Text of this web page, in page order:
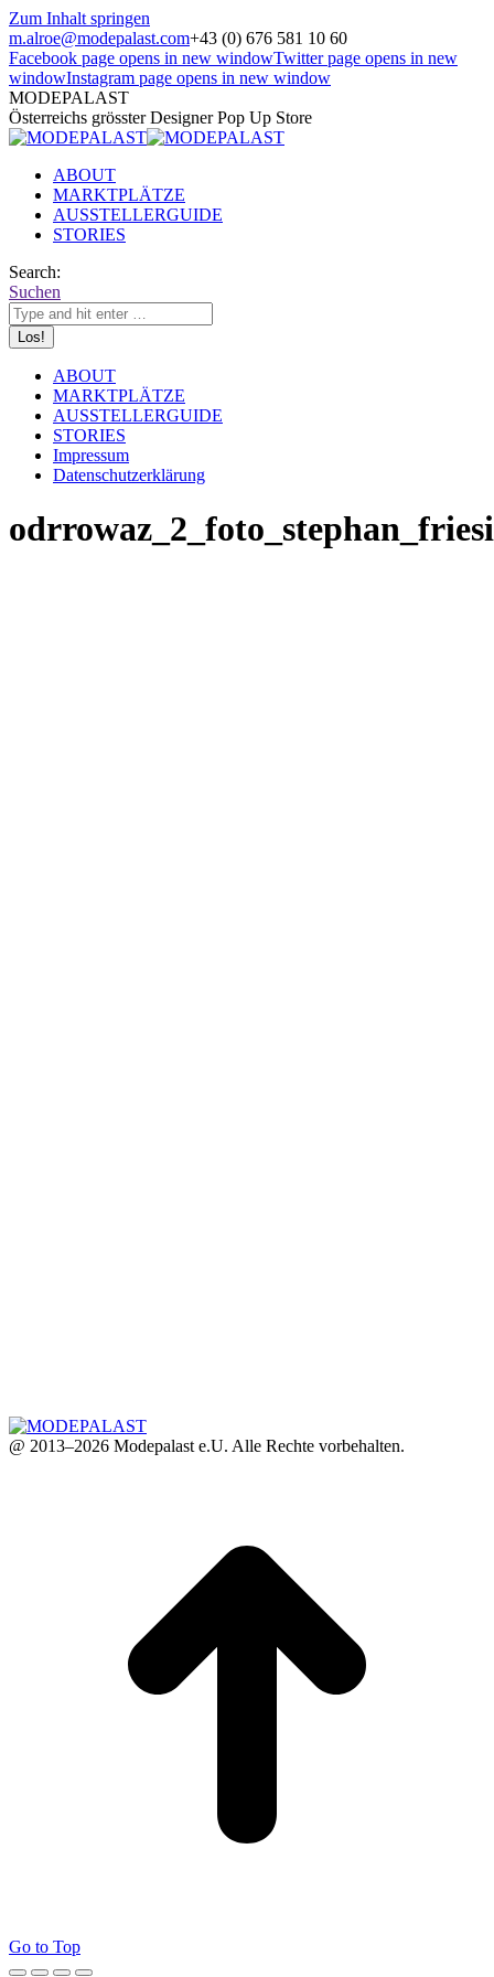
Zum Inhalt springen
m.alroe@modepalast.com+43 (0) 676 581 10 60
Facebook page opens in new windowTwitter page opens in new
windowInstagram page opens in new window
MODEPALAST
Österreichs grösster Designer Pop Up Store
ABOUT
MARKTPLÄTZE
AUSSTELLERGUIDE
STORIES
Search:
Suchen
ABOUT
MARKTPLÄTZE
AUSSTELLERGUIDE
STORIES
Impressum
Datenschutzerklärung
@ 2013–2026 Modepalast e.U. Alle Rechte vorbehalten.
Go to Top